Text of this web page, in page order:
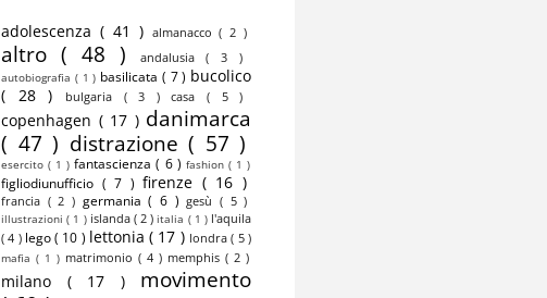
adolescenza ( 41 ) almanacco( 2 )
altro ( 48 ) andalusia( 3 )
autobiografia ( 1 ) basilicata ( 7 ) bucolico
( 28 )
bulgaria ( 3 )casa( 5 )
copenhagen ( 17 ) danimarca
( 47 ) distrazione( 57 )
esercito( 1 )fantascienza( 6 ) fashion ( 1 )
figliodiunufficio ( 7 ) firenze ( 16 )
francia ( 2 ) germania( 6 )gesù( 5 )
illustrazioni( 1 ) islanda ( 2 )italia ( 1 ) l'aquila
( 4 ) lego( 10 ) lettonia( 17 ) londra( 5 )
mafia ( 1 ) matrimonio ( 4 ) memphis ( 2 )
milano ( 17 ) movimento